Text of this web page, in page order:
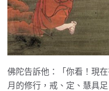
佛陀告訴他：「你看！現
月的修行，戒、定、慧具